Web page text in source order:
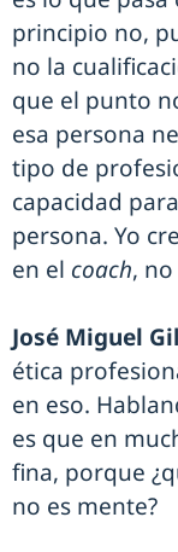
principio no,
no la
que el punto
esa persona
tipo de
capacidad
persona. Yo
en el coach,
José Miguel
ética
en eso.
es que en
fina, porque
no es mente?